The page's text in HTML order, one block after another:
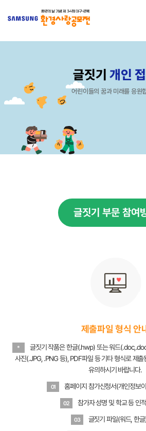
글짓기개인
어린이들의 꿈과 미래를 응원
글짓기 부문 참여
제출파일 형식 안
*
글짓기 작품은 한글(.hwp) 또는 워드
사진(.JPG, .PNG 등), PDF파일 등 기타 형식로 제출
유의하시기 바랍니다.
01 홈페이지 참가신청서(개인정보
02 참가자 성명 및 학교 등 인
03 글짓기 파일(워드, 한